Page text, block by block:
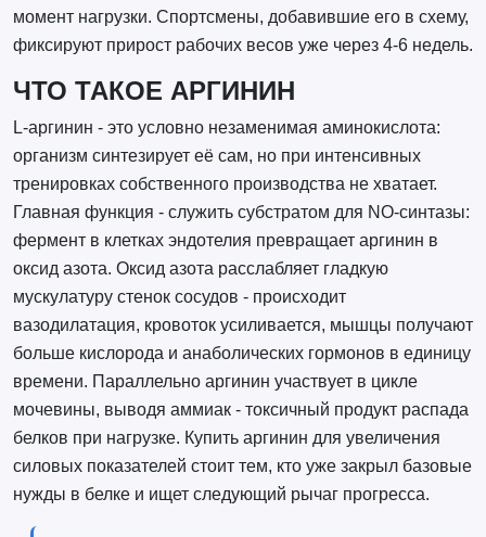
момент нагрузки. Спортсмены, добавившие его в схему,
фиксируют прирост рабочих весов уже через 4-6 недель.
ЧТО ТАКОЕ АРГИНИН
L-аргинин - это условно незаменимая аминокислота:
организм синтезирует её сам, но при интенсивных
тренировках собственного производства не хватает.
Главная функция - служить субстратом для NO-синтазы:
фермент в клетках эндотелия превращает аргинин в
оксид азота. Оксид азота расслабляет гладкую
мускулатуру стенок сосудов - происходит
вазодилатация, кровоток усиливается, мышцы получают
больше кислорода и анаболических гормонов в единицу
времени. Параллельно аргинин участвует в цикле
мочевины, выводя аммиак - токсичный продукт распада
белков при нагрузке. Купить аргинин для увеличения
силовых показателей стоит тем, кто уже закрыл базовые
нужды в белке и ищет следующий рычаг прогресса.